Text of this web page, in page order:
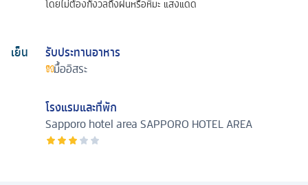
โดยไม่ต้องกังวลถึงฝนหรือหิมะ แสงแดด
เย็น
รับประทานอาหาร
มื้ออิสระ
โรงแรมและที่พัก
Sapporo hotel areaSAPPORO HOTEL AREA